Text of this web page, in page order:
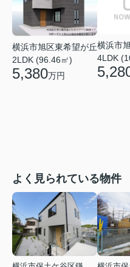
横浜市旭区東希望が丘
2LDK (96.46㎡)
5,380万円
横浜市
4LDK
よく見られている物件